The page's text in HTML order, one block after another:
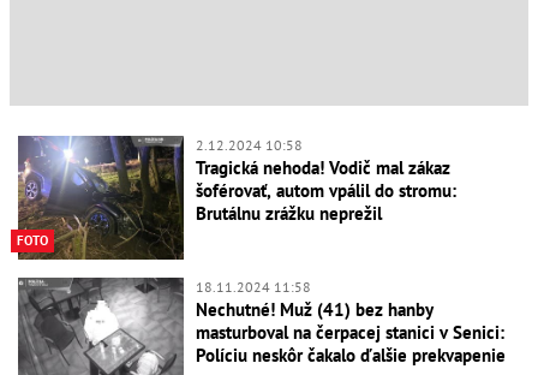
FOTO
2.12.2024 10:58
Tragická nehoda! Vodič mal zákaz
šoférovať, autom vpálil do stromu:
Brutálnu zrážku neprežil
18.11.2024 11:58
Nechutné! Muž (41) bez hanby
masturboval na čerpacej stanici v Senici:
Políciu neskôr čakalo ďalšie prekvapenie